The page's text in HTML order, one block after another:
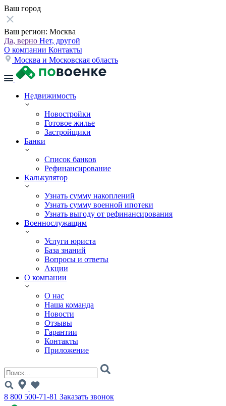
Ваш город
Ваш регион: Москва
Да, верно Нет, другой
О компании Контакты
Москва и Московская область
Недвижимость
Новостройки
Готовое жилье
Застройщики
Банки
Список банков
Рефинансирование
Калькулятор
Узнать сумму накоплений
Узнать сумму военной ипотеки
Узнать выгоду от рефинансирования
Военнослужащим
Услуги юриста
База знаний
Вопросы и ответы
Акции
О компании
О нас
Наша команда
Новости
Отзывы
Гарантии
Контакты
Приложение
8 800 500-71-81 Заказать звонок